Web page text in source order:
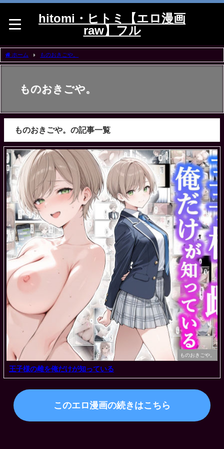
hitomi・ヒトミ【エロ漫画
raw】フル
ホーム ものおきごや。
ものおきごや。
ものおきごや。の記事一覧
ものおきごや。
王子様の雌を俺だけが知っている
このエロ漫画の続きはこちら